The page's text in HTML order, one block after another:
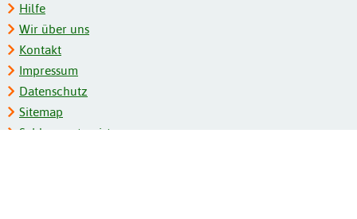
Hilfe
Wir über uns
Kontakt
Impressum
Datenschutz
Sitemap
Schlagwortregister